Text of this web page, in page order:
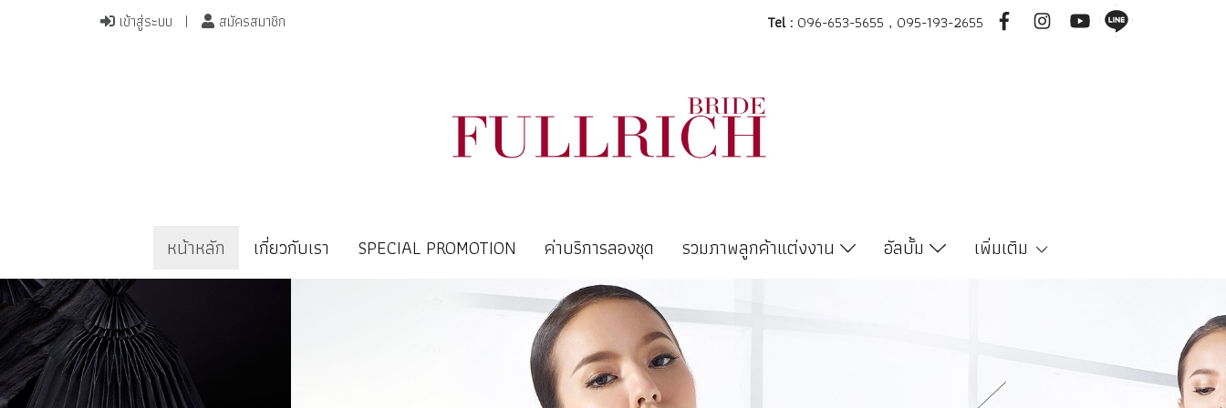
เข้าสู่ระบบ สมัครสมาชิก Tel : 096-653-5655 , 095-193-2655
หน้าหลัก เกี่ยวกับเรา SPECIAL PROMOTION ค่าบริการลองชุด รวมภาพลูกค้าแต่งงาน อัลบั้ม เพิ่มเติม